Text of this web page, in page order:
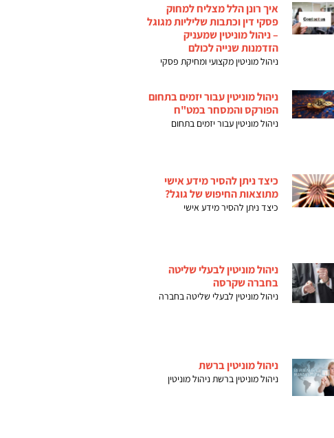
איך רונן הלל מצליח למחוק
פסקי דין וכתבות שליליות מגוגל
– ניהול מוניטין שמעניק
הזדמנות שנייה לכולם
ניהול מוניטין מקצועי ומחיקת פסקי
ניהול מוניטין עבור יזמים בתחום
הפורקס והמסחר במט"ח
ניהול מוניטין עבור יזמים בתחום
כיצד ניתן להסיר מידע אישי
מתוצאות החיפוש של גוגל?
כיצד ניתן להסיר מידע אישי
ניהול מוניטין לבעלי שליטה
בחברה שקרסה
ניהול מוניטין לבעלי שליטה בחברה
ניהול מוניטין ברשת
ניהול מוניטין ברשת ניהול מוניטין